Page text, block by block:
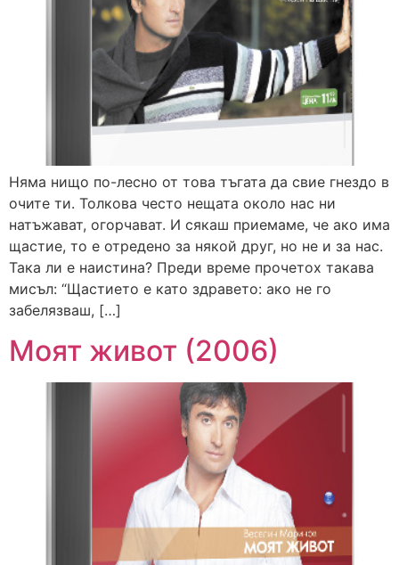
Няма нищо по-лесно от това тъгата да свие гнездо в
очите ти. Толкова често нещата около нас ни
натъжават, огорчават. И сякаш приемаме, че ако има
щастие, то е отредено за някой друг, но не и за нас.
Така ли е наистина? Преди време прочетох такава
мисъл: “Щастието е като здравето: ако не го
забелязваш, […]
Моят живот (2006)